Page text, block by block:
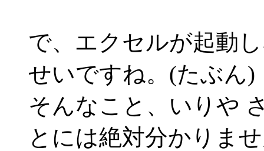
で、エクセルが起動
せいですね。(たぶん)
そんなこと、いりや
とには絶対分かりま